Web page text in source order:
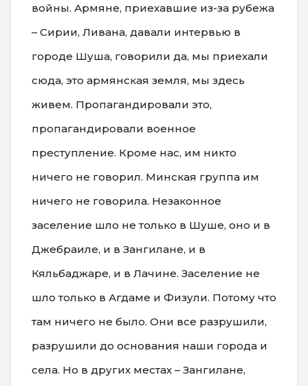
войны. Армяне, приехавшие из-за рубежа
– Сирии, Ливана, давали интервью в
городе Шуша, говорили да, мы приехали
сюда, это армянская земля, мы здесь
живем. Пропагандировали это,
пропагандировали военное
преступление. Кроме нас, им никто
ничего не говорил. Минская группа им
ничего не говорила. Незаконное
заселение шло не только в Шуше, оно и в
Джебраиле, и в Зангилане, и в
Кяльбаджаре, и в Лачине. Заселение не
шло только в Агдаме и Физули. Потому что
там ничего не было. Они все разрушили,
разрушили до основания наши города и
села. Но в других местах – Зангилане,